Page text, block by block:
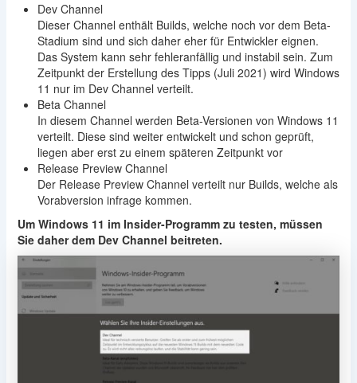
Dev Channel
Dieser Channel enthält Builds, welche noch vor dem Beta-
Stadium sind und sich daher eher für Entwickler eignen.
Das System kann sehr fehleranfällig und instabil sein. Zum
Zeitpunkt der Erstellung des Tipps (Juli 2021) wird Windows
11 nur im Dev Channel verteilt.
Beta Channel
In diesem Channel werden Beta-Versionen von Windows 11
verteilt. Diese sind weiter entwickelt und schon geprüft,
liegen aber erst zu einem späteren Zeitpunkt vor
Release Preview Channel
Der Release Preview Channel verteilt nur Builds, welche als
Vorabversion infrage kommen.
Um Windows 11 im Insider-Programm zu testen, müssen
Sie daher dem Dev Channel beitreten.